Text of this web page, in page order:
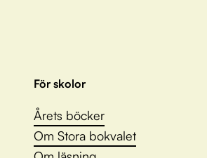
För skolor
Årets böcker
Om Stora bokvalet